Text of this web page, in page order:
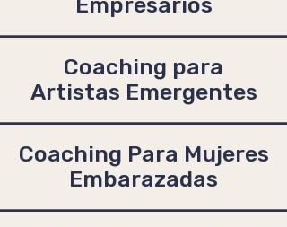
Coaching para
Artistas Emergentes
Coaching Para Mujeres
Embarazadas